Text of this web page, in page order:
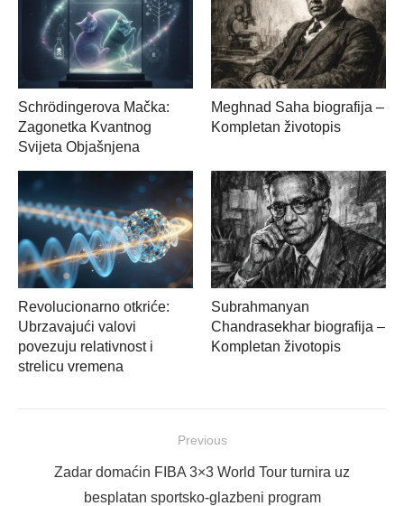
Schrödingerova Mačka:
Zagonetka Kvantnog
Svijeta Objašnjena
Meghnad Saha biografija –
Kompletan životopis
Revolucionarno otkriće:
Ubrzavajući valovi
povezuju relativnost i
strelicu vremena
Subrahmanyan
Chandrasekhar biografija –
Kompletan životopis
objava
Previous
Previous
Zadar domaćin FIBA 3×3 World Tour turnira uz
besplatan sportsko-glazbeni program